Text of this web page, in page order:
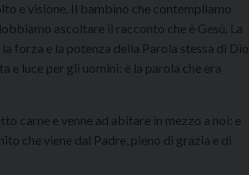
e visione. Il bambino che contempliamo
ascoltare il racconto che è Gesù. La
forza e la potenza della Parola stessa di Dio
e luce per gli uomini: è la parola che era
carne e venne ad abitare in mezzo a noi: e
che viene dal Padre, pieno di grazia e di